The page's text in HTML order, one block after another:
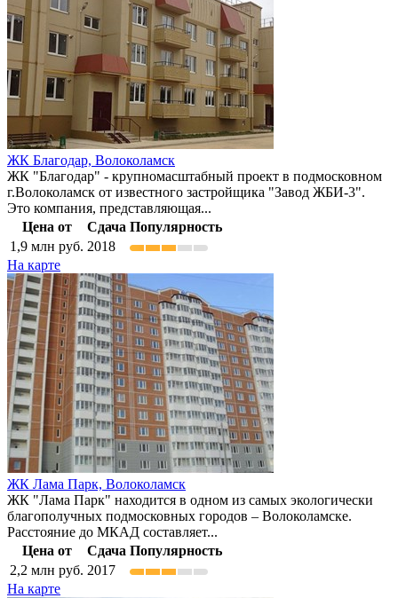
ЖК Благодар, Волоколамск
ЖК "Благодар" - крупномасштабный проект в подмосковном
г.Волоколамск от известного застройщика "Завод ЖБИ-3".
Это компания, представляющая...
Цена от
Сдача Популярность
1,9 млн руб. 2018
На карте
ЖК Лама Парк, Волоколамск
ЖК "Лама Парк" находится в одном из самых экологически
благополучных подмосковных городов – Волоколамске.
Расстояние до МКАД составляет...
Цена от
Сдача Популярность
2,2 млн руб. 2017
На карте